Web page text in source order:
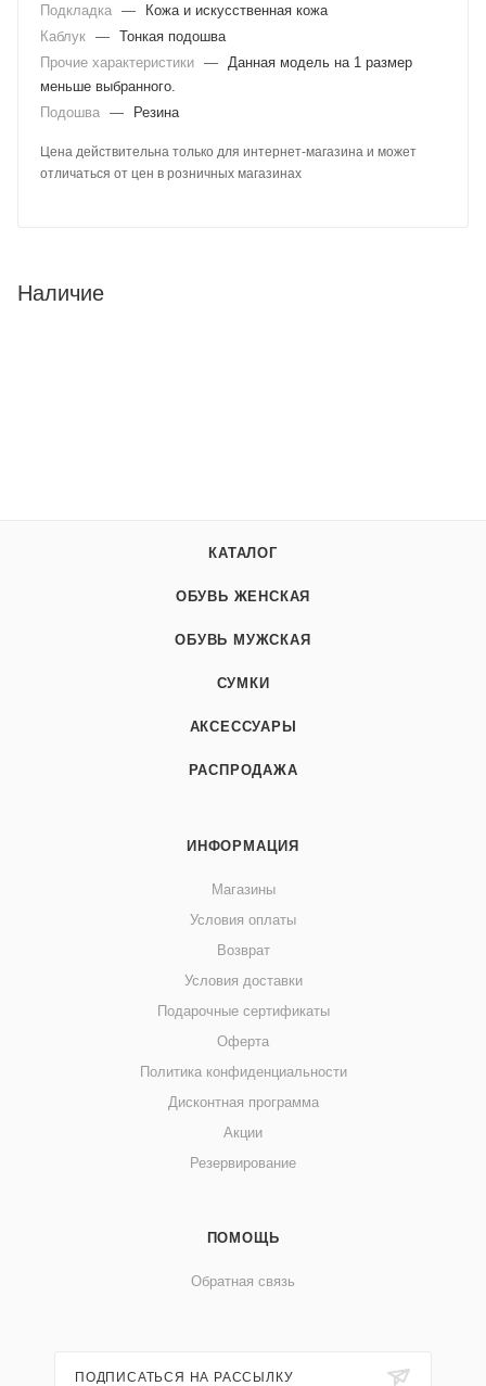
Подкладка —
Кожа и искусственная кожа
Каблук — Тонкая подошва
Прочие характеристики —
Данная модель на 1 размер
меньше выбранного.
Подошва — Резина
Цена действительна только для интернет-магазина и может
отличаться от цен в розничных магазинах
Наличие
КАТАЛОГ
ОБУВЬ ЖЕНСКАЯ
ОБУВЬ МУЖСКАЯ
СУМКИ
АКСЕССУАРЫ
РАСПРОДАЖА
ИНФОРМАЦИЯ
Магазины
Условия оплаты
Возврат
Условия доставки
Подарочные сертификаты
Оферта
Политика конфиденциальности
Дисконтная программа
Акции
Резервирование
ПОМОЩЬ
Обратная связь
ПОДПИСАТЬСЯ НА РАССЫЛКУ